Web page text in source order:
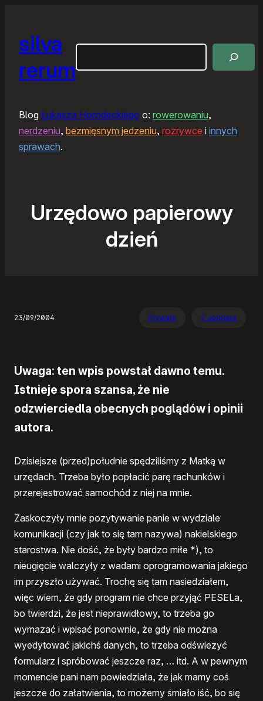
silva
rerum
Blog Łukasza Horodeckiego o: rowerowaniu,
nerdzeniu, bezmięsnym jedzeniu, rozrywce i innych
sprawach.
Urzędowo papierowy
dzień
23/09/2004 Prywata Z Joggera
Uwaga: ten wpis powstał dawno temu.
Istnieje spora szansa, że nie
odzwierciedla obecnych poglądów i opinii
autora.
Dzisiejsze (przed)południe spędziliśmy z Matką w
urzędach. Trzeba było popłacić parę rachunków i
przerejestrować samochód z niej na mnie.
Zaskoczyły mnie pozytywanie panie w wydziale
komunikacji (czy jak to się tam nazywa) nakielskiego
starostwa. Nie dość, że były bardzo miłe *), to
nieugięcie walczyły z wadami oprogramowania jakiego
im przyszło używać. Trochę się tam nasiedziałem,
więc wiem, że gdy program nie chce przyjąć PESELa,
bo twierdzi, że jest nieprawidłowy, to trzeba go
wymazać i wpisać ponownie, że gdy nie można
wyedytować jakichś danych, to trzeba odświeżyć
formularz i spróbować jeszcze raz, … itd. A w pewnym
momencie pani nam powiedziała, że jak mamy coś
jeszcze do załatwienia, to możemy śmiało iść, bo się